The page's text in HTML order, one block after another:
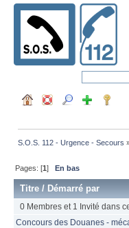
S.O.S. 112 - Urgence - Secours
Pages: [1]En bas
Titre /Démarré par
0 Membres et 1 Invité dans
Concours des Douanes -